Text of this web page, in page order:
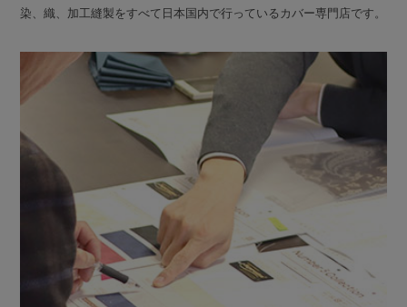
染、織、加工縫製をすべて日本国内で行っているカバー専門店です。